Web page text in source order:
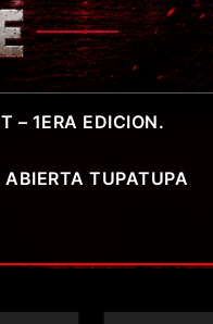
– 1ERA EDICION.
TUPATUPA